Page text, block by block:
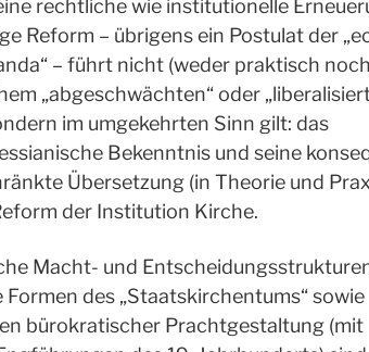
rechtliche wie institutionelle
Reform – übrigens ein Postulat der
– führt nicht (weder praktisch noch
„abgeschwächten“ oder
im umgekehrten Sinn gilt: das
Bekenntnis und seine
Übersetzung (in Theorie und
der Institution Kirche.
Macht- und
des „Staatskirchentums“ sowie
bürokratischer Prachtgestaltung (mit